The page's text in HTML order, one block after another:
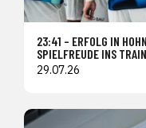
23:41 – ERFOLG IN
SPIELFREUDE INS
29.07.26